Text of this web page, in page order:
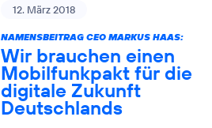
12. März 2018
NAMENSBEITRAG CEO MARKUS HAAS:
Wir brauchen einen
Mobilfunkpakt für die
digitale Zukunft
Deutschlands